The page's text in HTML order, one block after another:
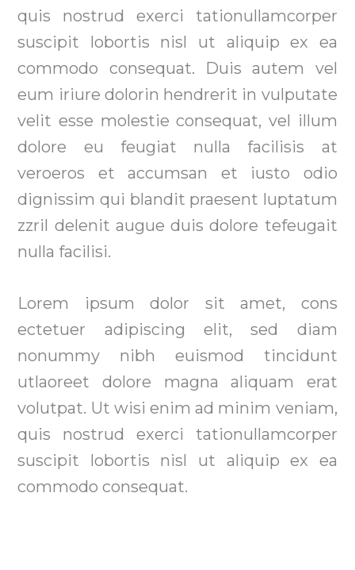
quis nostrud exerci tationullamcorper
suscipit lobortis nisl ut aliquip ex ea
commodo consequat. Duis autem vel
eum iriure dolorin hendrerit in vulputate
velit esse molestie consequat, vel illum
dolore eu feugiat nulla facilisis at
veroeros et accumsan et iusto odio
dignissim qui blandit praesent luptatum
zzril delenit augue duis dolore tefeugait
nulla facilisi.
Lorem ipsum dolor sit amet, cons
ectetuer adipiscing elit, sed diam
nonummy nibh euismod tincidunt
utlaoreet dolore magna aliquam erat
volutpat. Ut wisi enim ad minim veniam,
quis nostrud exerci tationullamcorper
suscipit lobortis nisl ut aliquip ex ea
commodo consequat.